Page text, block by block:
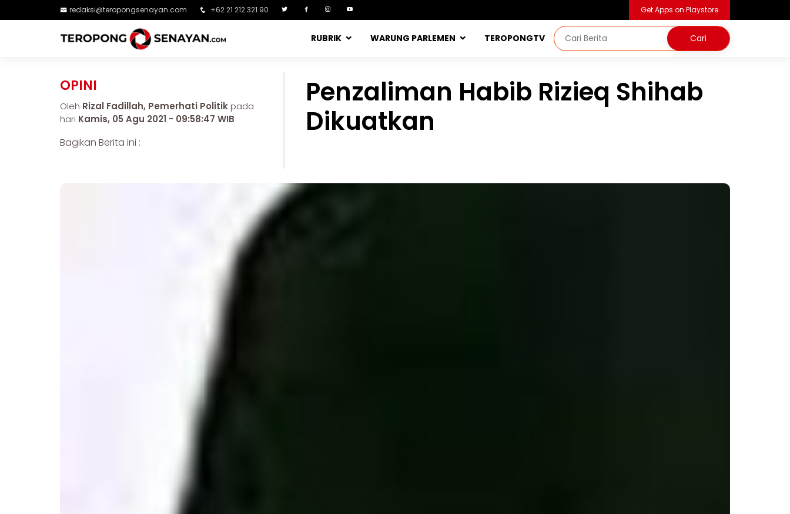
redaksi@teropongsenayan.com +62 21 212 321 90 Get Apps on Playstore
RUBRIK WARUNG PARLEMEN TEROPONGTV
OPINI
Oleh Rizal Fadillah, Pemerhati Politik pada
hari Kamis, 05 Agu 2021 - 09:58:47 WIB
Bagikan Berita ini :
Penzaliman Habib Rizieq Shihab
Dikuatkan